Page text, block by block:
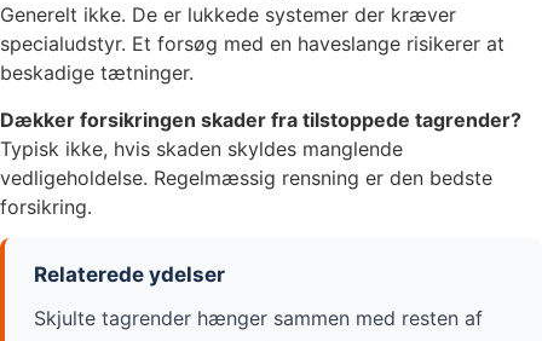
Generelt ikke. De er lukkede systemer der kræver
specialudstyr. Et forsøg med en haveslange risikerer at
beskadige tætninger.
Dækker forsikringen skader fra tilstoppede tagrender?
Typisk ikke, hvis skaden skyldes manglende
vedligeholdelse. Regelmæssig rensning er den bedste
forsikring.
Relaterede ydelser
Skjulte tagrender hænger sammen med resten af